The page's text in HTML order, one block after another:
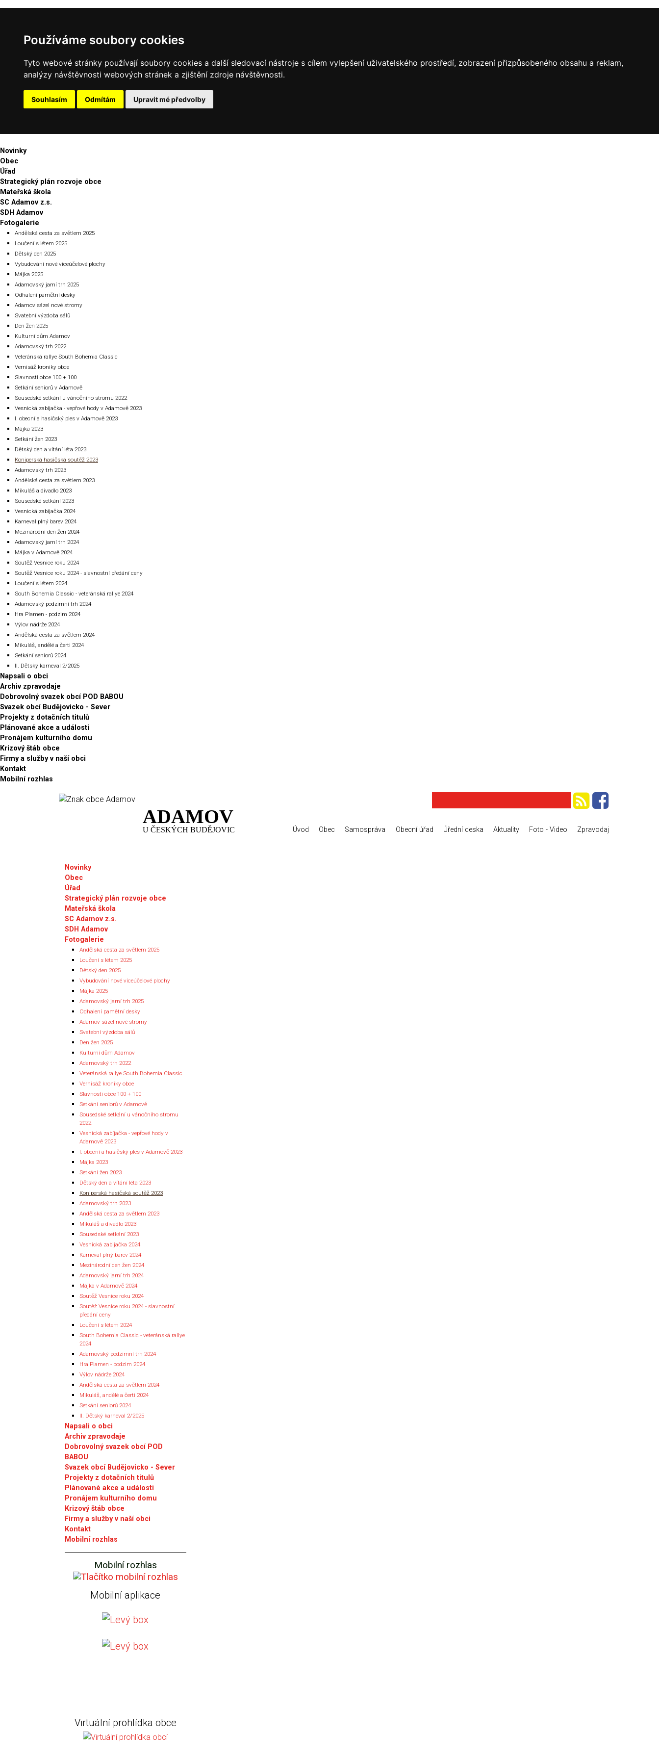
Používáme soubory cookies
Tyto webové stránky používají soubory cookies a další sledovací nástroje s cílem vylepšení uživatelského prostředí, zobrazení přizpůsobeného obsahu a reklam,
analýzy návštěvnosti webových stránek a zjištění zdroje návštěvnosti.
Souhlasím Odmítám Upravit mé předvolby
Novinky
Obec
Úřad
Strategický plán rozvoje obce
Mateřská škola
SC Adamov z.s.
SDH Adamov
Fotogalerie
Andělská cesta za světlem 2025
Loučení s létem 2025
Dětský den 2025
Vybudování nové víceúčelové plochy
Májka 2025
Adamovský jarní trh 2025
Odhalení pamětní desky
Adamov sázel nové stromy
Svatební výzdoba sálů
Den žen 2025
Kulturní dům Adamov
Adamovský trh 2022
Veteránská rallye South Bohemia Classic
Vernisáž kroniky obce
Slavnosti obce 100 + 100
Setkání seniorů v Adamově
Sousedské setkání u vánočního stromu 2022
Vesnická zabíjačka - vepřové hody v Adamově 2023
I. obecní a hasičský ples v Adamově 2023
Májka 2023
Setkání žen 2023
Dětský den a vítání léta 2023
Koniperská hasičská soutěž 2023
Adamovský trh 2023
Andělská cesta za světlem 2023
Mikuláš a divadlo 2023
Sousedské setkání 2023
Vesnická zabijačka 2024
Karneval plný barev 2024
Mezinárodní den žen 2024
Adamovský jarní trh 2024
Májka v Adamově 2024
Soutěž Vesnice roku 2024
Soutěž Vesnice roku 2024 - slavnostní předání ceny
Loučení s létem 2024
South Bohemia Classic - veteránská rallye 2024
Adamovský podzimní trh 2024
Hra Plamen - podzim 2024
Výlov nádrže 2024
Andělská cesta za světlem 2024
Mikuláš, andělé a čerti 2024
Setkání seniorů 2024
II. Dětský karneval 2/2025
Napsali o obci
Archiv zpravodaje
Dobrovolný svazek obcí POD BABOU
Svazek obcí Budějovicko - Sever
Projekty z dotačních titulů
Plánované akce a události
Pronájem kulturního domu
Krizový štáb obce
Firmy a služby v naší obci
Kontakt
Mobilní rozhlas
ADAMOV
U ČESKÝCH BUDĚJOVIC Úvod Obec Samospráva Obecní úřad Úřední deska Aktuality Foto - Video Zpravodaj
Novinky
Obec
Úřad
Strategický plán rozvoje obce
Mateřská škola
SC Adamov z.s.
SDH Adamov
Fotogalerie
Andělská cesta za světlem 2025
Loučení s létem 2025
Dětský den 2025
Vybudování nové víceúčelové plochy
Májka 2025
Adamovský jarní trh 2025
Odhalení pamětní desky
Adamov sázel nové stromy
Svatební výzdoba sálů
Den žen 2025
Kulturní dům Adamov
Adamovský trh 2022
Veteránská rallye South Bohemia Classic
Vernisáž kroniky obce
Slavnosti obce 100 + 100
Setkání seniorů v Adamově
Sousedské setkání u vánočního stromu
2022
Vesnická zabíjačka - vepřové hody v
Adamově 2023
I. obecní a hasičský ples v Adamově 2023
Májka 2023
Setkání žen 2023
Dětský den a vítání léta 2023
Koniperská hasičská soutěž 2023
Adamovský trh 2023
Andělská cesta za světlem 2023
Mikuláš a divadlo 2023
Sousedské setkání 2023
Vesnická zabijačka 2024
Karneval plný barev 2024
Mezinárodní den žen 2024
Adamovský jarní trh 2024
Májka v Adamově 2024
Soutěž Vesnice roku 2024
Soutěž Vesnice roku 2024 - slavnostní
předání ceny
Loučení s létem 2024
South Bohemia Classic - veteránská rallye
2024
Adamovský podzimní trh 2024
Hra Plamen - podzim 2024
Výlov nádrže 2024
Andělská cesta za světlem 2024
Mikuláš, andělé a čerti 2024
Setkání seniorů 2024
II. Dětský karneval 2/2025
Napsali o obci
Archiv zpravodaje
Dobrovolný svazek obcí POD
BABOU
Svazek obcí Budějovicko - Sever
Projekty z dotačních titulů
Plánované akce a události
Pronájem kulturního domu
Krizový štáb obce
Firmy a služby v naší obci
Kontakt
Mobilní rozhlas
Mobilní rozhlas
Mobilní aplikace
Virtuální prohlídka obce